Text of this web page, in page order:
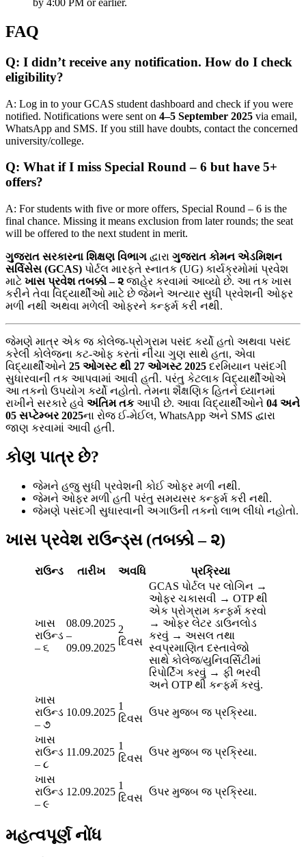
by 4:00 PM or earlier.
FAQ
Q: I didn’t receive any notification. How do I check
eligibility?
A: Log in to your GCAS student dashboard and check if you were
notified. Notifications were sent on 4–5 September 2025 via email,
WhatsApp and SMS. If you still have doubts, contact the concerned
university/college.
Q: What if I miss Special Round – 6 but have 5+
offers?
A: For students with five or more offers, Special Round – 6 is the
final chance. Missing it means exclusion from later rounds; the seat
will be offered to the next student in merit.
ગુજરાત સરકારના શિક્ષણ વિભાગ દ્વારા ગુજરાત કોમન એડમિશન
સર્વિસેસ (GCAS) પોર્ટલ મારફતે સ્નાતક (UG) કાર્યક્રમોમાં પ્રવેશ
માટે ખાસ પ્રવેશ તબક્કો – ૨જાહેર કરવામાં આવ્યો છે. આ તક ખાસ
કરીને તેવા વિદ્યાર્થીઓ માટે છે જેમને અત્યાર સુધી પ્રવેશની ઓફર
મળી નથી અથવા મળેલી ઓફરને કન્ફર્મ કરી નથી.
જેમણે માત્ર એક જ કોલેજ-પ્રોગ્રામ પસંદ કર્યો હતો અથવા પસંદ
કરેલી કોલેજના કટ-ઓફ કરતાં નીચા ગુણ સાથે હતા, એવા
વિદ્યાર્થીઓને 25 ઓગસ્ટ થી 27 ઓગસ્ટ 2025 દરમિયાન પસંદગી
સુધારવાની તક આપવામાં આવી હતી. પરંતુ કેટલાક વિદ્યાર્થીઓએ
આ તકનો ઉપયોગ કર્યો નહોતો. તેમના શૈક્ષણિક હિતને ધ્યાનમાં
રાખીને સરકારે હવે અંતિમ તકઆપી છે. આવા વિદ્યાર્થીઓને 04 અને
05 સપ્ટેમ્બર 2025ના રોજ ઈ-મેઈલ, WhatsApp અને SMS દ્વારા
જાણ કરવામાં આવી હતી.
કોણ પાત્ર છે?
જેમને હજુ સુધી પ્રવેશની કોઈ ઓફર મળી નથી.
જેમને ઓફર મળી હતી પરંતુ સમયસર કન્ફર્મ કરી નથી.
જેમણે પસંદગી સુધારવાની અગાઉની તકનો લાભ લીધો નહોતો.
ખાસ પ્રવેશ રાઉન્ડ્સ (તબક્કો – ૨)
રાઉન્ડ તારીખ અવધિ પ્રક્રિયા
ખાસ
રાઉન્ડ
– ૬
08.09.2025
–
09.09.2025
2
દિવસ
GCAS પોર્ટલ પર લોગિન →
ઓફર ચકાસવી → OTP થી
એક પ્રોગ્રામ કન્ફર્મ કરવો
→ ઓફર લેટર ડાઉનલોડ
કરવું → અસલ તથા
સ્વપ્રમાણિત દસ્તાવેજો
સાથે કોલેજ/યુનિવર્સિટીમાં
રિપોર્ટિંગ કરવું → ફી ભરવી
અને OTP થી કન્ફર્મ કરવું.
ખાસ
રાઉન્ડ
– ૭
10.09.2025
1
દિવસ
ઉપર મુજબ જ પ્રક્રિયા.
ખાસ
રાઉન્ડ
– ૮
11.09.2025
1
દિવસ
ઉપર મુજબ જ પ્રક્રિયા.
ખાસ
રાઉન્ડ
– ૯
12.09.2025
1
દિવસ
ઉપર મુજબ જ પ્રક્રિયા.
મહત્વપૂર્ણ નોંધ